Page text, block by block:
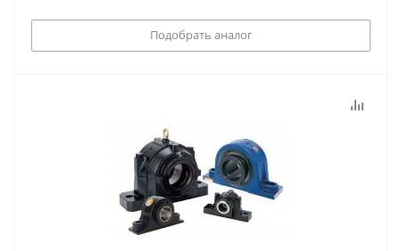
Подобрать аналог